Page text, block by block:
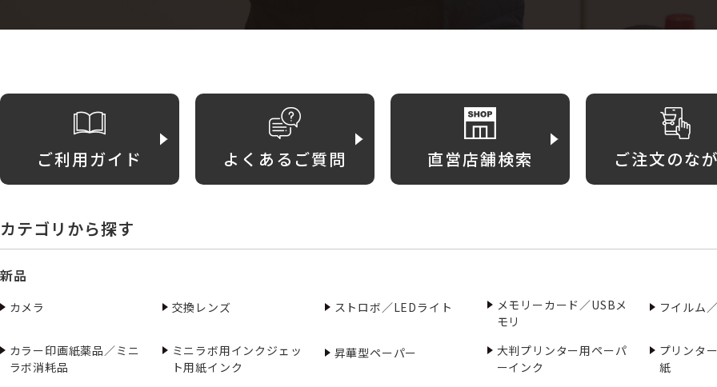
ご利用ガイド よくあるご質問 直営店舗検索 ご注文のな
カテゴリから探す
新品
カメラ 交換レンズ ストロボ／LEDライト
メモリーカード／USBメ
モリ
フイルム
カラー印画紙薬品／ミニ
ラボ消耗品
ミニラボ用インクジェッ
ト用紙インク
昇華型ペーパー
大判プリンター用ペーパ
ーインク
プリンタ
紙